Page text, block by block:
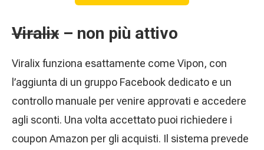
Viralix – non più attivo
Viralix funziona esattamente come Vipon, con
l’aggiunta di un gruppo Facebook dedicato e un
controllo manuale per venire approvati e accedere
agli sconti. Una volta accettato puoi richiedere i
coupon Amazon per gli acquisti. Il sistema prevede